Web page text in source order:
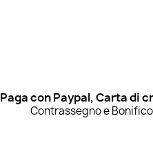
Paga con Paypal, Carta di
Contrassegno e